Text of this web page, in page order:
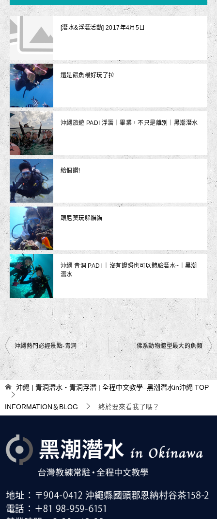
[潛水&浮潛活動] 2017年4月5日
還是餵魚最好玩了拉
沖繩旅遊 PADI 浮潛｜畢業，不只是離別｜黑潮潛水
給個讚!
跟尼莫玩躲貓貓
沖繩 青洞 PADI ｜沒有證照也可以體驗潛水~｜黑潮
潛水
文
章
導
覽
沖繩熱門必經景點-青洞 佛系動物體型最大的魚類
沖繩 | 青洞潛水・青洞浮潛 | 全程中文教學–黑潮潛水in沖繩 TOP
INFORMATION＆BLOG 終於要來看我了嗎？